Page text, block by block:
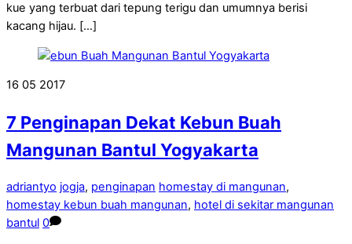
kue yang terbuat dari tepung terigu dan umumnya berisi
kacang hijau. […]
16 05 2017
7 Penginapan Dekat Kebun Buah
Mangunan Bantul Yogyakarta
adriantyo jogja, penginapan homestay di mangunan,
homestay kebun buah mangunan, hotel di sekitar mangunan
bantul 0